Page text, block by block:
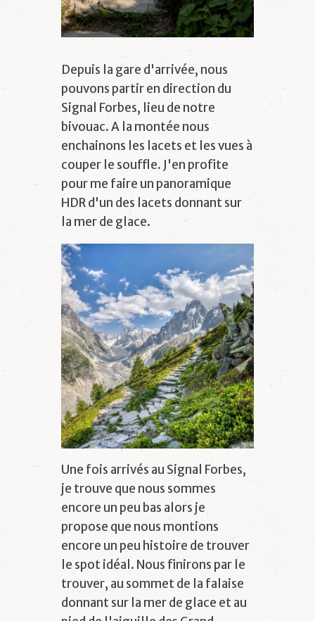
Depuis la gare d'arrivée, nous
pouvons partir en direction du
Signal Forbes, lieu de notre
bivouac. A la montée nous
enchainons les lacets et les vues à
couper le souffle. J'en profite
pour me faire un panoramique
HDR d'un des lacets donnant sur
la mer de glace.
Une fois arrivés au Signal Forbes,
je trouve que nous sommes
encore un peu bas alors je
propose que nous montions
encore un peu histoire de trouver
le spot idéal. Nous finirons par le
trouver, au sommet de la falaise
donnant sur la mer de glace et au